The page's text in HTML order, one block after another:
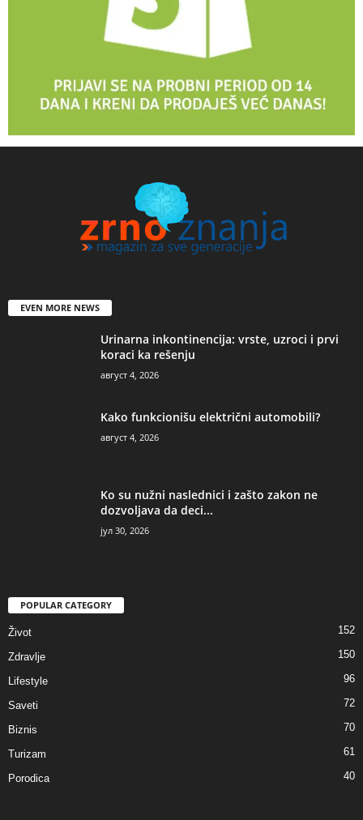
EVEN MORE NEWS
Urinarna inkontinencija: vrste, uzroci i prvi
koraci ka rešenju
август 4, 2026
Kako funkcionišu električni automobili?
август 4, 2026
Ko su nužni naslednici i zašto zakon ne
dozvoljava da deci...
јул 30, 2026
POPULAR CATEGORY
Život 152
Zdravlje 150
Lifestyle 96
Saveti 72
Biznis 70
Turizam 61
Porodica 40